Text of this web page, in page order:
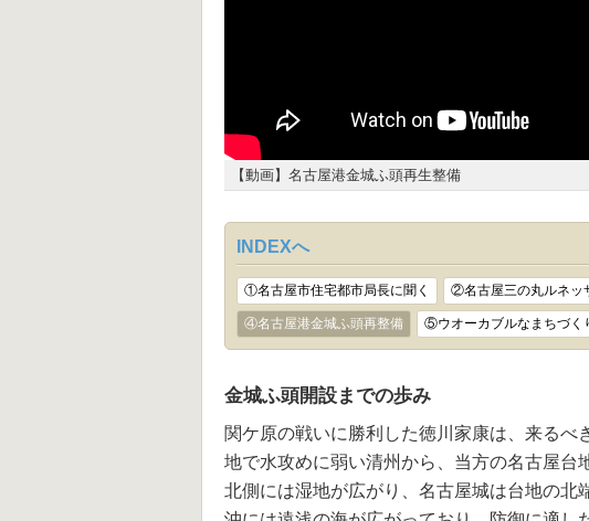
【動画】名古屋港金城ふ頭再生整備
INDEXへ
①名古屋市住宅都市局長に聞く ②名古屋三の丸ルネッ
④名古屋港金城ふ頭再整備 ⑤ウオーカブルなまちづく
金城ふ頭開設までの歩み
関ケ原の戦いに勝利した徳川家康は、来る
地で水攻めに弱い清州から、当方の名古屋
北側には湿地が広がり、名古屋城は台地の